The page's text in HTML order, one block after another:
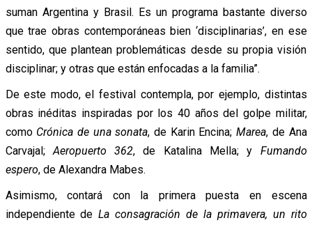
suman Argentina y Brasil. Es un programa bastante diverso
que trae obras contemporáneas bien ‘disciplinarias’, en ese
sentido, que plantean problemáticas desde su propia visión
disciplinar; y otras que están enfocadas a la familia”.
De este modo, el festival contempla, por ejemplo, distintas
obras inéditas inspiradas por los 40 años del golpe militar,
como Crónica de una sonata, de Karin Encina;Marea, de Ana
Carvajal; Aeropuerto 362, de Katalina Mella; y Fumando
espero, de Alexandra Mabes.
Asimismo, contará con la primera puesta en escena
independiente deLa consagración de la primavera, un rito